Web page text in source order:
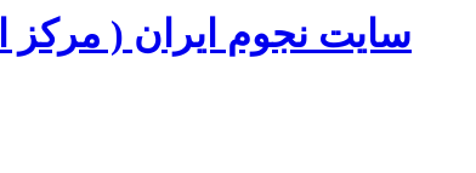
سایت نجوم ایران (